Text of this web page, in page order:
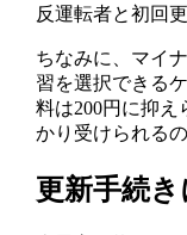
反運転者と初回
ちなみに、マイ
習を選択できる
料は200円に抑え
かり受けられる
更新手続